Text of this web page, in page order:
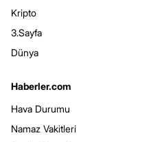
Kripto
3.Sayfa
Dünya
Haberler.com
Hava Durumu
Namaz Vakitleri